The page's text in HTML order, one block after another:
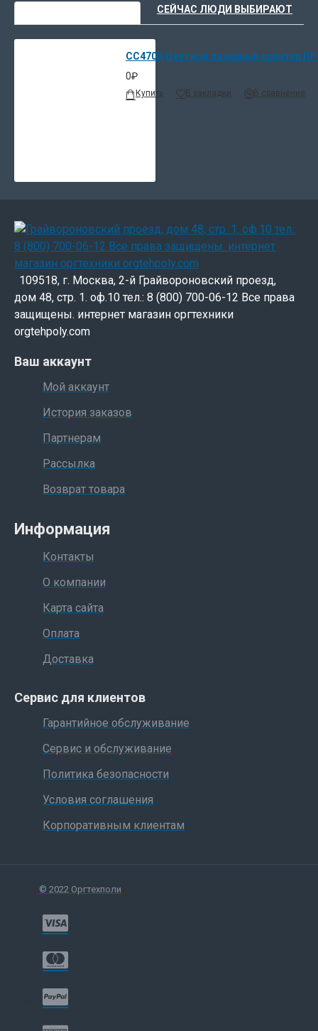
периодичность замены TCU)
награду за выдающиеся достижения в декабре
⁴ Программные функции и наличие в продаже
зависит от страны Посетите
СЕЙЧАС ЛЮДИ ВЫБИРАЮТ
CC470A Цветной лазерный принтер
0₽
Купить В закладки В сравнение
109518, г. Москва, 2-й Грайвороновский проезд,
дом 48, стр. 1. оф.10 тел.: 8 (800) 700-06-12 Все права
защищены. интернет магазин оргтехники
orgtehpoly.com
Ваш аккаунт
Мой аккаунт
История заказов
Партнерам
Рассылка
Возврат товара
Информация
Контакты
О компании
Карта сайта
Оплата
Доставка
Сервис для клиентов
Гарантийное обслуживание
Сервис и обслуживание
Политика безопасности
Условия соглашения
Корпоративным клиентам
© 2022 Оргтехполи